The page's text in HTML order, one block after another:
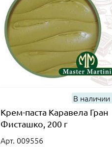
В наличии
Крем-паста Каравела Гран
Фисташко, 200 г
Арт. 009556